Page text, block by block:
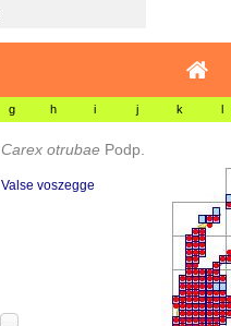
g h i j k l
Carex otrubae Podp.
Valse voszegge